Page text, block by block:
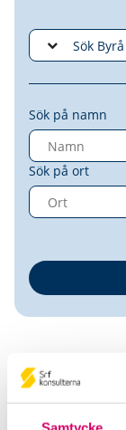
Sök på namn
Sök på ort